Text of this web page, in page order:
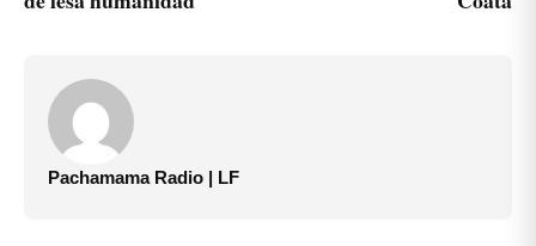
Pachamama Radio | LF